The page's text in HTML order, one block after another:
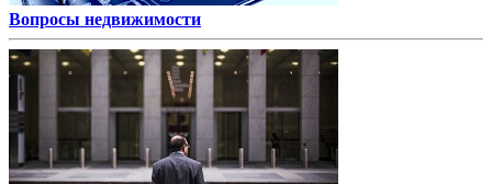
Вопросы недвижимости